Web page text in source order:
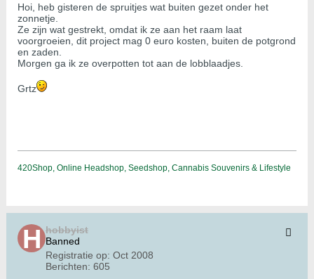
Hoi, heb gisteren de spruitjes wat buiten gezet onder het
zonnetje.
Ze zijn wat gestrekt, omdat ik ze aan het raam laat
voorgroeien, dit project mag 0 euro kosten, buiten de potgrond
en zaden.
Morgen ga ik ze overpotten tot aan de lobblaadjes.
Grtz
420Shop, Online Headshop, Seedshop, Cannabis Souvenirs & Lifestyle
hobbyist
Banned
Registratie op: Oct 2008
Berichten: 605